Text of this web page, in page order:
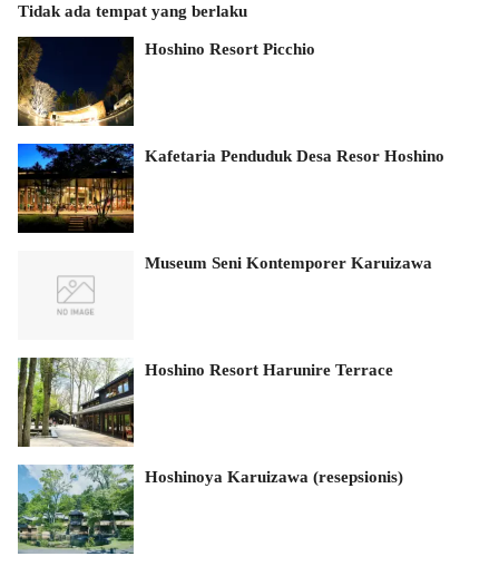
Tidak ada tempat yang berlaku
Hoshino Resort Picchio
Kafetaria Penduduk Desa Resor Hoshino
Museum Seni Kontemporer Karuizawa
Hoshino Resort Harunire Terrace
Hoshinoya Karuizawa (resepsionis)